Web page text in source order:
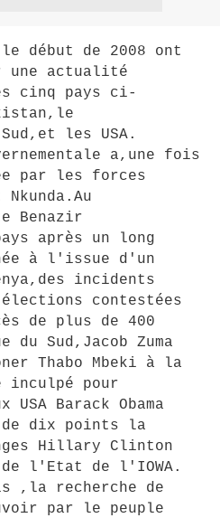
début de 2008 ont
une actualité
cinq pays ci-
les USA.
a,une fois
par les forces
Benazir
après un long
à l'issue d'un
incidents
contestées
de plus de 400
du Sud,Jacob Zuma
Thabo Mbeki à la
inculpé pour
Barack Obama
dix points la
Hillary Clinton
l'Etat de l'IOWA.
,la recherche de
par le peuple